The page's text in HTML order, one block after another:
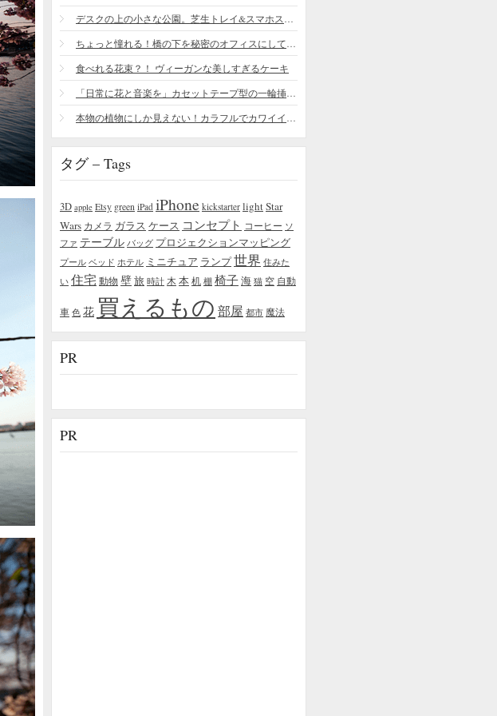
食べれる花束？！ ヴィーガンな美しすぎるケーキ
タグ – Tags
3D apple Etsy green iPad iPhone kickstarter lightStar
Wars カメラ ガラス ケース コンセプト コーヒー ソ
ファ テーブル バッグ プロジェクションマッピング
プール ベッド ホテル ミニチュア ランプ世界 住みた
い 住宅 動物 壁旅 時計 木 本机 棚 椅子海 猫 空 自動
車 色 花 買えるもの 部屋 都市 魔法
PR
PR